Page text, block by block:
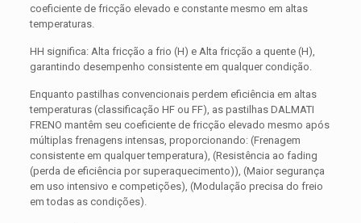
coeficiente de fricção elevado e constante mesmo em altas
temperaturas.
HH significa: Alta fricção a frio (H) e Alta fricção a quente (H),
garantindo desempenho consistente em qualquer condição.
Enquanto pastilhas convencionais perdem eficiência em altas
temperaturas (classificação HF ou FF), as pastilhas DALMATI
FRENO mantêm seu coeficiente de fricção elevado mesmo após
múltiplas frenagens intensas, proporcionando: (Frenagem
consistente em qualquer temperatura), (Resistência ao fading
(perda de eficiência por superaquecimento)), (Maior segurança
em uso intensivo e competições), (Modulação precisa do freio
em todas as condições).